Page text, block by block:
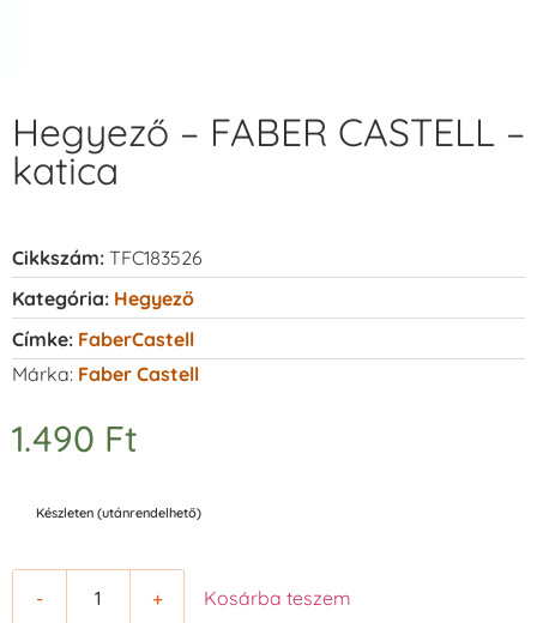
Hegyező – FABER CASTELL –
katica
Cikkszám: TFC183526
Kategória: Hegyező
Címke: FaberCastell
Márka: Faber Castell
1.490 Ft
Készleten (utánrendelhető)
- + Kosárba teszem